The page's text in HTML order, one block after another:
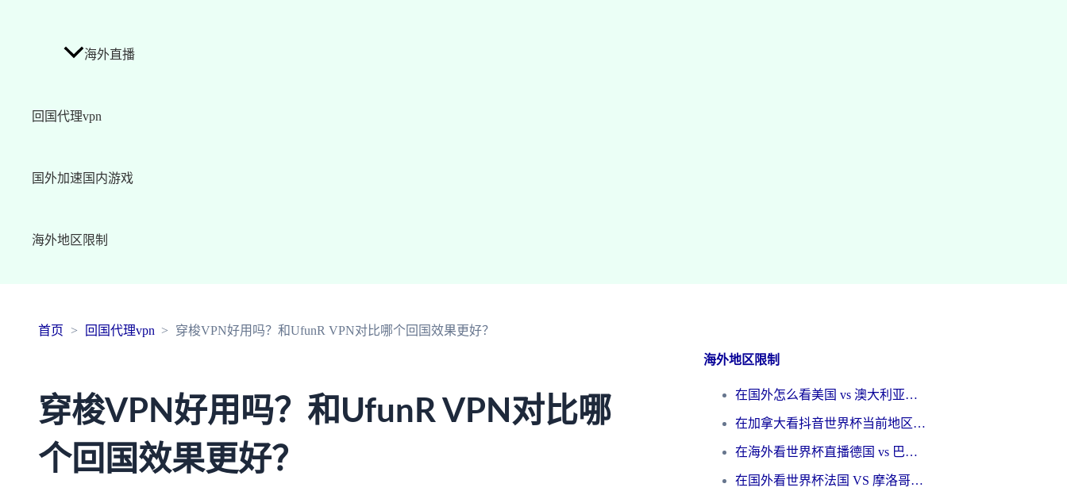
海外直播
回国代理vpn
国外加速国内游戏
海外地区限制
首页 回国代理vpn 穿梭VPN好用吗？和UfunR VPN对比哪个回国效果更好？
穿梭VPN好用吗？和UfunR VPN对比哪
个回国效果更好？
海外地区限制
在国外怎么看美国 vs 澳大利亚世界杯直播？海外党必藏的中文解说观赛指南
在加拿大看抖音世界杯当前地区不可播放？海外党体育观赛终极指南
在海外看世界杯直播德国 vs 巴拉圭当前IP受限制？这篇指南帮你轻松解决地区限制
在国外看世界杯法国 VS 摩洛哥仅限中国大陆？别让地域限制拦下你的欢呼